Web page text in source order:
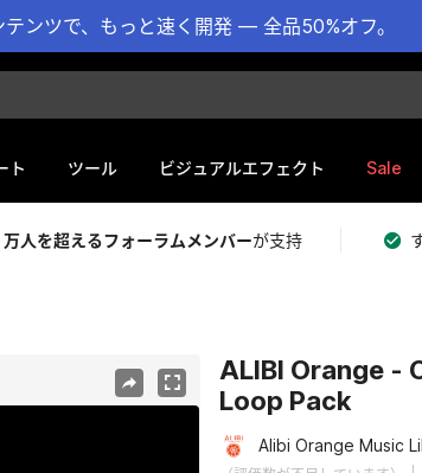
ンツで、もっと速く開発 — 全品50%オフ。
ト ツール ビジュアルエフェクト Sale
人を超えるフォーラムメンバーが支持
ALIBI Orange -
Loop Pack